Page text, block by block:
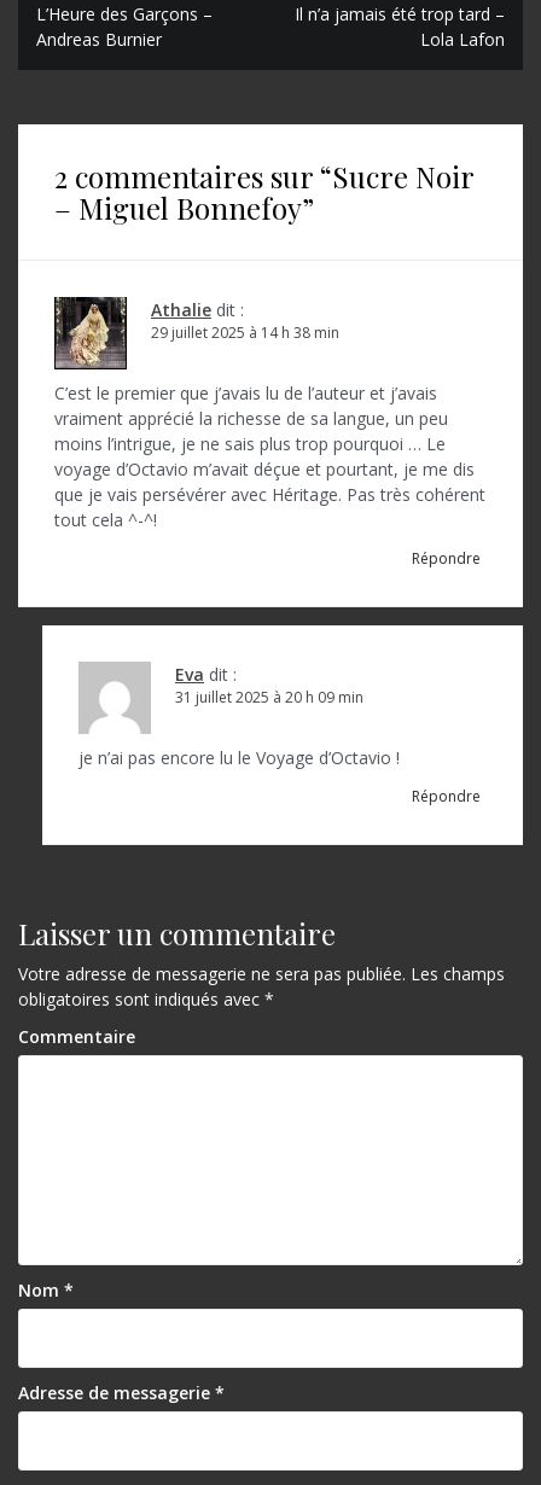
N
a
r
L’Heure des Garçons –
Andreas Burnier
Il n’a jamais été trop tard –
Lola Lafon
2 commentaires sur “Sucre Noir
– Miguel Bonnefoy”
Athalie dit :
29 juillet 2025 à 14 h 38 min
C’est le premier que j’avais lu de l’auteur et j’avais
vraiment apprécié la richesse de sa langue, un peu
moins l’intrigue, je ne sais plus trop pourquoi … Le
voyage d’Octavio m’avait déçue et pourtant, je me dis
que je vais persévérer avec Héritage. Pas très cohérent
tout cela ^-^!
Répondre
Eva dit :
31 juillet 2025 à 20 h 09 min
je n’ai pas encore lu le Voyage d’Octavio !
Répondre
Laisser un commentaire
Votre adresse de messagerie ne sera pas publiée. Les champs
obligatoires sont indiqués avec *
Commentaire
Nom *
Adresse de messagerie *